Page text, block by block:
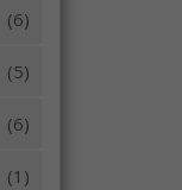
(6)
(5)
(6)
(1)